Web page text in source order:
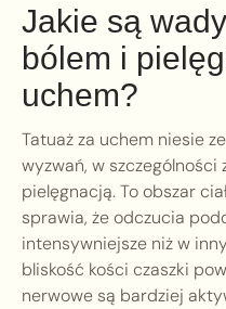
Jakie są
bólem i
uchem?
Tatuaż za uchem niesie
wyzwań, w szczególności
pielęgnacją. To obszar
sprawia, że odczucia
intensywniejsze niż w
bliskość kości czaszki
nerwowe są bardziej